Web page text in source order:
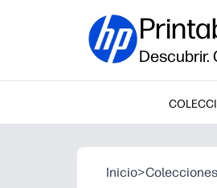
Descubrir.
Inicio>Colecciones